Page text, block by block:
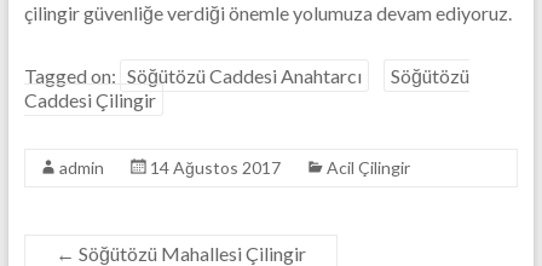
çilingir güvenliğe verdiği önemle yolumuza devam ediyoruz.
Tagged on: Söğütözü Caddesi Anahtarcı
Söğütözü
Caddesi Çilingir
admin 14 Ağustos 2017 Acil Çilingir
← Söğütözü Mahallesi Çilingir